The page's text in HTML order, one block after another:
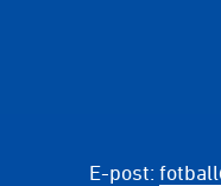
E-post: